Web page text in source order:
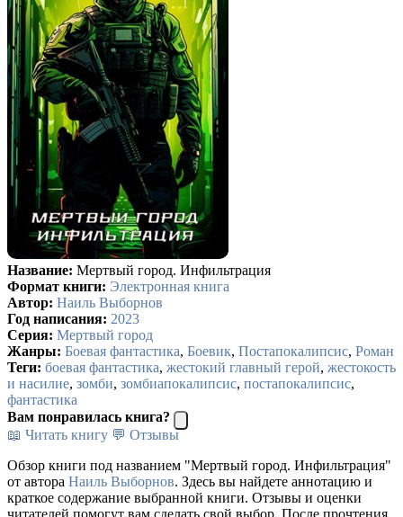
Название: Мертвый город. Инфильтрация
Формат книги: Электронная книга
Автор: Наиль Выборнов
Год написания: 2023
Серия: Мертвый город
Жанры: Боевая фантастика, Боевик, Постапокалипсис, Роман
Теги: боевая фантастика, жестокий главный герой, жестокость
и насилие, зомби, зомбиапокалипсис, постапокалипсис,
фантастика
Вам понравилась книга?
📖 Читать книгу 💬 Отзывы
Обзор книги под названием "Мертвый город. Инфильтрация"
от автора Наиль Выборнов. Здесь вы найдете аннотацию и
краткое содержание выбранной книги. Отзывы и оценки
читателей помогут вам сделать свой выбор. После прочтения